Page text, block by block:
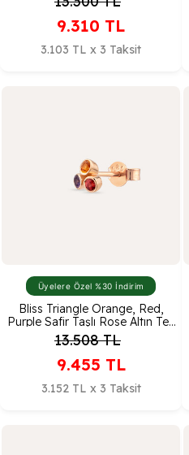
9.310 TL
3.103 TL x 3 Taksit
Üyelere Özel %30 İndirim
Bliss Triangle Orange, Red,
Purple Safir Taşlı Rose Altın Tek
Küpe
13.508TL
9.455 TL
3.152 TL x 3 Taksit